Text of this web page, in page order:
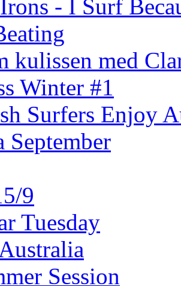
- I Surf
kulissen med
Winter #1
Surfers Enjoy
September
9
Tuesday
Session